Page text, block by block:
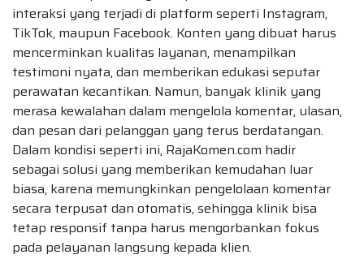
interaksi yang terjadi di platform seperti Instagram,
TikTok, maupun Facebook. Konten yang dibuat harus
mencerminkan kualitas layanan, menampilkan
testimoni nyata, dan memberikan edukasi seputar
perawatan kecantikan. Namun, banyak klinik yang
merasa kewalahan dalam mengelola komentar, ulasan,
dan pesan dari pelanggan yang terus berdatangan.
Dalam kondisi seperti ini, RajaKomen.com hadir
sebagai solusi yang memberikan kemudahan luar
biasa, karena memungkinkan pengelolaan komentar
secara terpusat dan otomatis, sehingga klinik bisa
tetap responsif tanpa harus mengorbankan fokus
pada pelayanan langsung kepada klien.